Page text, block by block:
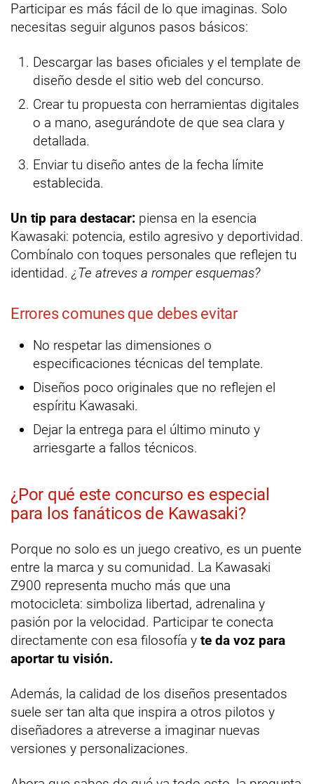
Participar es más fácil de lo que imaginas. Solo
necesitas seguir algunos pasos básicos:
Descargar las bases oficiales y el template de
diseño desde el sitio web del concurso.
Crear tu propuesta con herramientas digitales
o a mano, asegurándote de que sea clara y
detallada.
Enviar tu diseño antes de la fecha límite
establecida.
Un tip para destacar: piensa en la esencia
Kawasaki: potencia, estilo agresivo y deportividad.
Combínalo con toques personales que reflejen tu
identidad. ¿Te atreves a romper esquemas?
Errores comunes que debes evitar
No respetar las dimensiones o
especificaciones técnicas del template.
Diseños poco originales que no reflejen el
espíritu Kawasaki.
Dejar la entrega para el último minuto y
arriesgarte a fallos técnicos.
¿Por qué este concurso es especial
para los fanáticos de Kawasaki?
Porque no solo es un juego creativo, es un puente
entre la marca y su comunidad. La Kawasaki
Z900 representa mucho más que una
motocicleta: simboliza libertad, adrenalina y
pasión por la velocidad. Participar te conecta
directamente con esa filosofía y te da voz para
aportar tu visión.
Además, la calidad de los diseños presentados
suele ser tan alta que inspira a otros pilotos y
diseñadores a atreverse a imaginar nuevas
versiones y personalizaciones.